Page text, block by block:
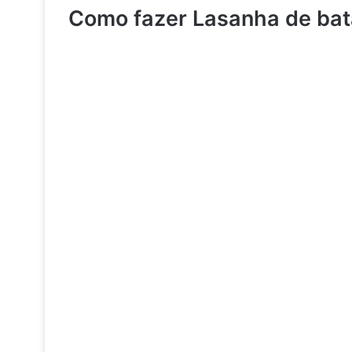
Como fazer Lasanha de